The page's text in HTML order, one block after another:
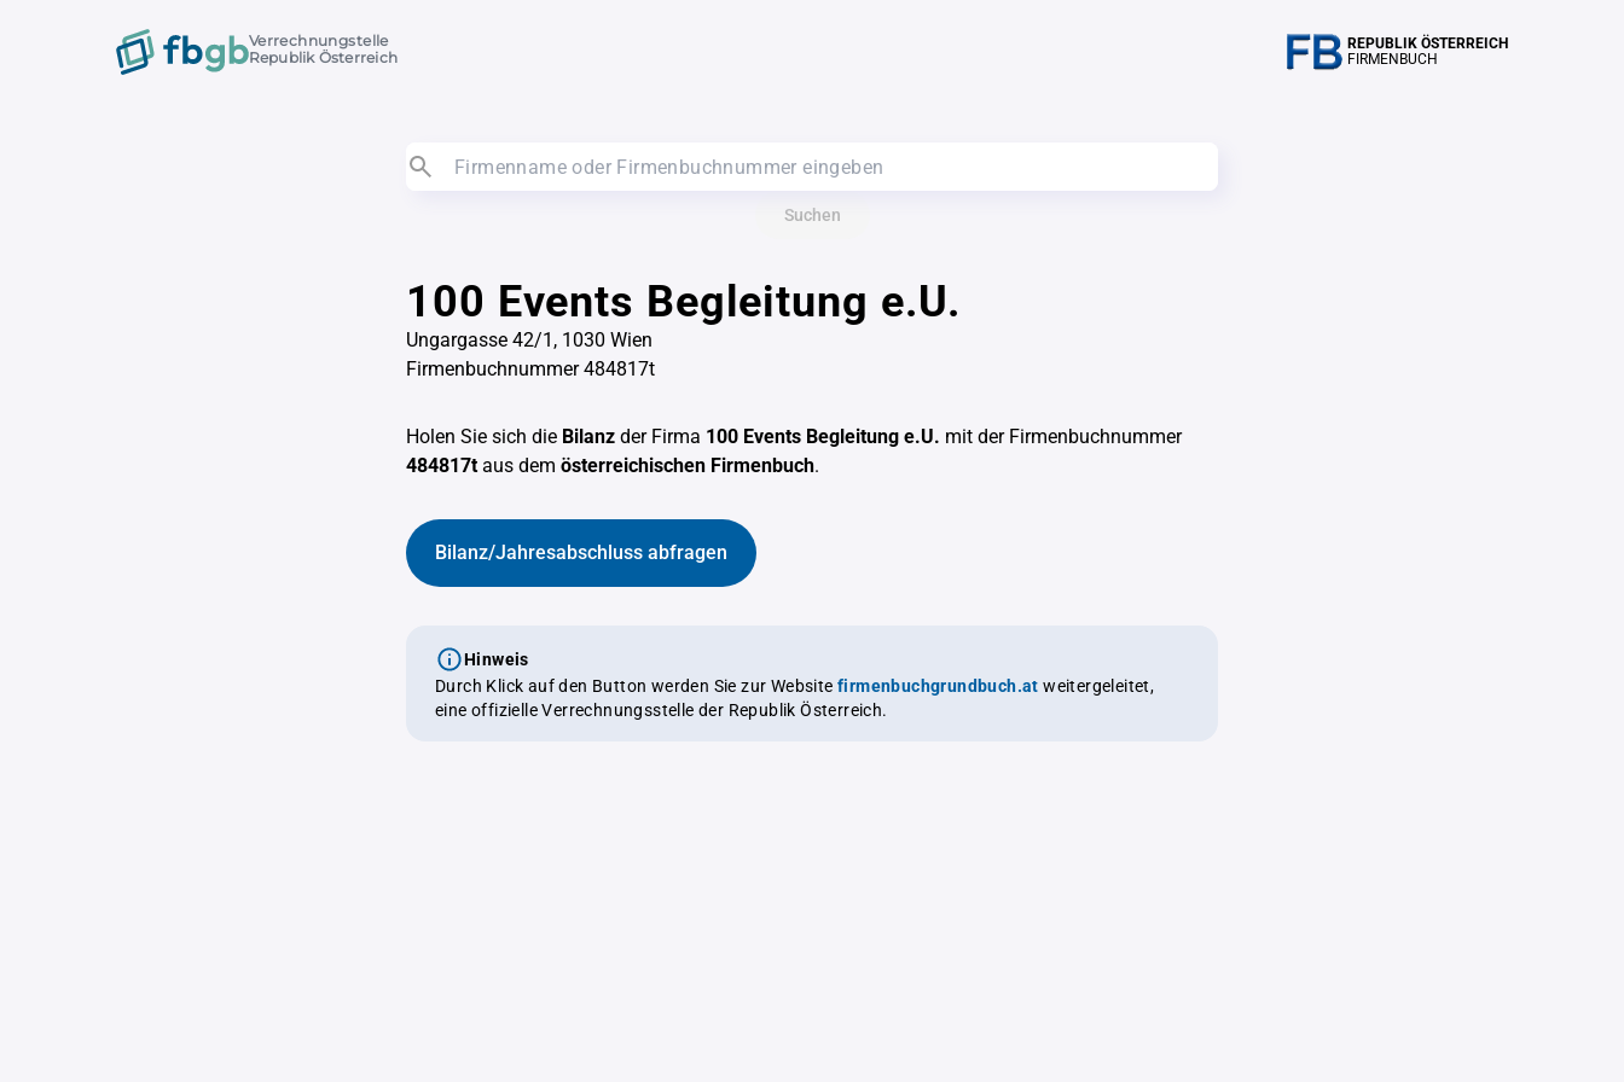
Verrechnungstelle
Republik Österreich
REPUBLIK ÖSTERREICH
FIRMENBUCH
Suchen
100 Events Begleitung e.U.
Ungargasse 42/1, 1030 Wien
Firmenbuchnummer 484817t
Holen Sie sich die Bilanz der Firma 100 Events Begleitung e.U. mit der Firmenbuchnummer
484817taus dem österreichischen Firmenbuch.
Bilanz/Jahresabschluss abfragen
Hinweis
Durch Klick auf den Button werden Sie zur Website firmenbuchgrundbuch.at weitergeleitet,
eine offizielle Verrechnungsstelle der Republik Österreich.